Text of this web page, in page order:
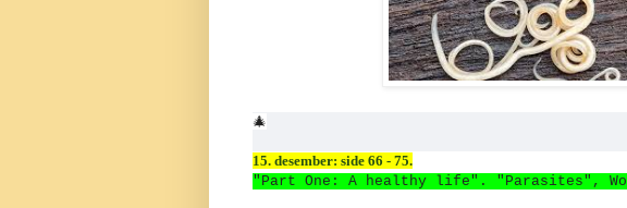
🎄
15. desember: side 66 - 75.
"Part One: A healthy life". "Parasites",